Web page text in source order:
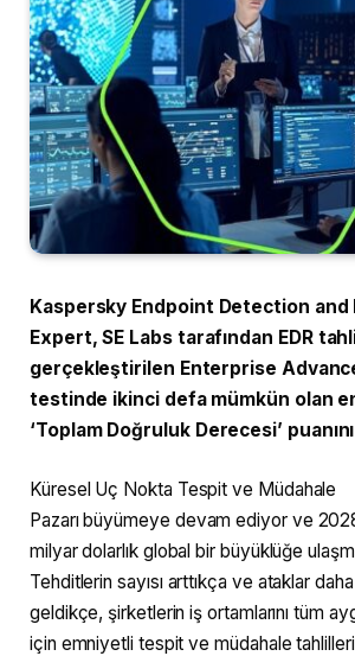
Kaspersky Endpoint Detection and
Expert, SE Labs tarafından EDR
gerçekleştirilen Enterprise
testinde ikinci defa mümkün olan
‘Toplam Doğruluk Derecesi’
Küresel Uç Nokta Tespit ve Müdahale
Pazarı büyümeye devam ediyor ve 2028
milyar dolarlık global bir büyüklüğe
Tehditlerin sayısı arttıkça ve ataklar
geldikçe, şirketlerin iş ortamlarını tüm
için emniyetli tespit ve müdahale